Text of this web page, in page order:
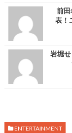
前
表！
岩堀
ENTERTAINMENT